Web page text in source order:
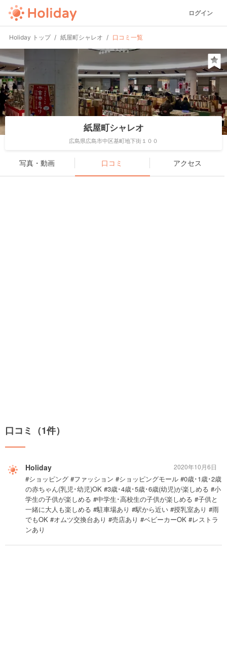
ログイン
Holiday トップ 紙屋町シャレオ 口コミ一覧
紙屋町シャレオ
広島県広島市中区基町地下街１００
写真・動画 口コミ アクセス
口コミ（1件）
Holiday
#ショッピング #ファッション #ショッピングモール #0歳･1歳･2歳
の赤ちゃん(乳児･幼児)OK #3歳･4歳･5歳･6歳(幼児)が楽しめる #小
学生の子供が楽しめる #中学生･高校生の子供が楽しめる #子供と
一緒に大人も楽しめる #駐車場あり #駅から近い #授乳室あり #雨
でもOK #オムツ交換台あり #売店あり #ベビーカーOK #レストラ
ンあり
2020年10月6日